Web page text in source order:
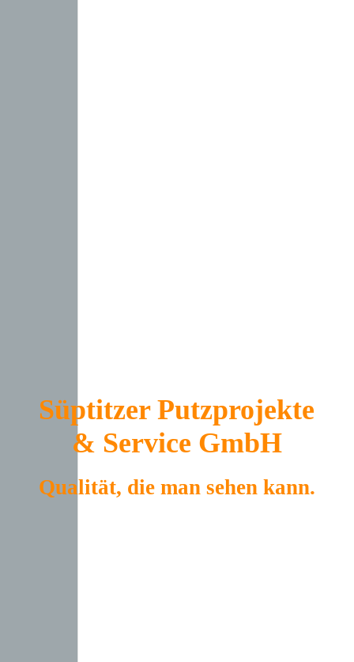
Süptitzer Putzprojekte
& Service GmbH
Qualität, die man sehen kann.